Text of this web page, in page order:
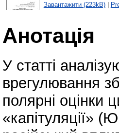
Завантажити (223kB)|
Анотація
У статті
врегулювання
полярні оцінки
«капітуляції»